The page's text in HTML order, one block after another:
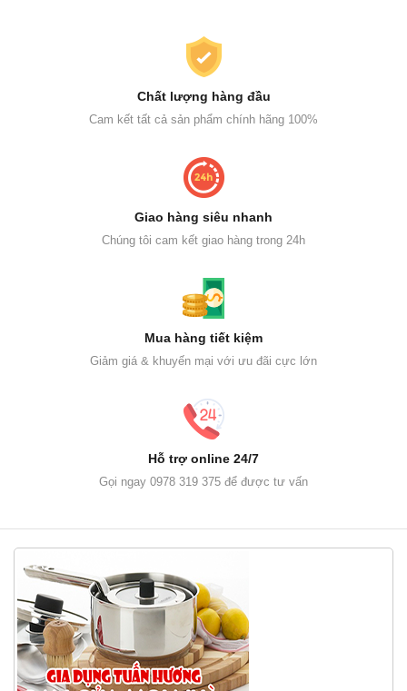
Chất lượng hàng đầu
Cam kết tất cả sản phẩm chính hãng 100%
Giao hàng siêu nhanh
Chúng tôi cam kết giao hàng trong 24h
Mua hàng tiết kiệm
Giảm giá & khuyến mại với ưu đãi cực lớn
Hỗ trợ online 24/7
Gọi ngay 0978 319 375 để được tư vấn